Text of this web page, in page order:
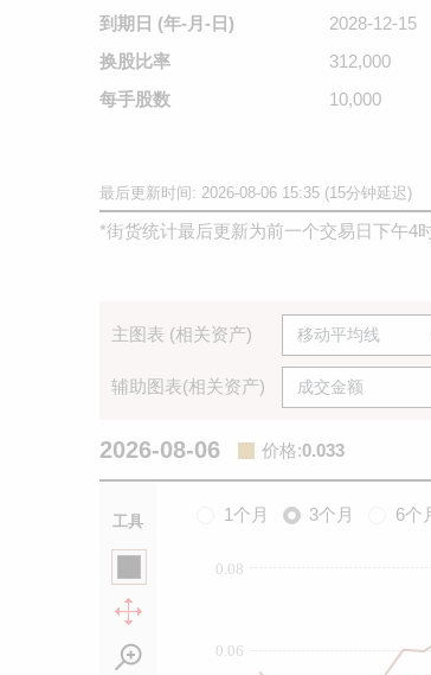
到期日 (年-月-日)
2028-12-15
换股比率
312,000
每手股数
10,000
最后更新时间: 2026-08-06 15:35 (15分钟延迟)
*街货统计最后更新为前一个交易日下午4
主图表 (相关资产)
辅助图表(相关资产)
2026-08-06 价格:0.033
工具 1个月 3个月 6个
0.06
0.08